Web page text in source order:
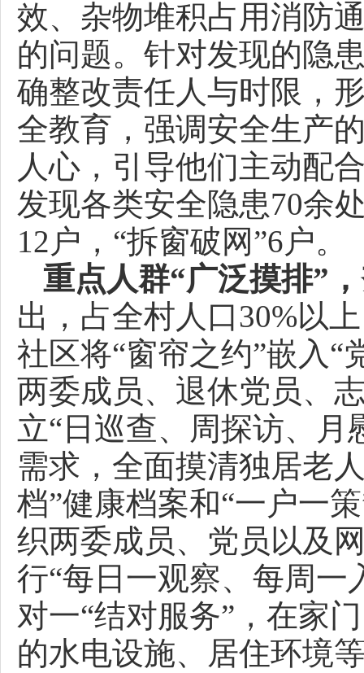
效、杂物堆积占用消防
的问题。针对发现的隐
确整改责任人与时限，
全教育，强调安全生产
人心，引导他们主动配
发现各类安全隐患70余
12户，“拆窗破网”6户。
重点人群“广泛摸排”
出，占全村人口30%以
社区将“窗帘之约”嵌入“
两委成员、退休党员、
立“日巡查、周探访、月
需求，全面摸清独居老
档”健康档案和“一户一
织两委成员、党员以及
行“每日一观察、每周一
对一“结对服务”，在家
的水电设施、居住环境